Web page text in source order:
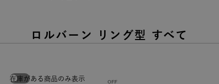
ロルバーン リング型 すべて
在庫がある商品のみ表示